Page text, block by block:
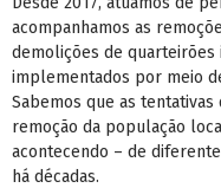
acompanhamos as
demolições de
implementados por meio
Sabemos que as
remoção da população
acontecendo – de
há décadas.